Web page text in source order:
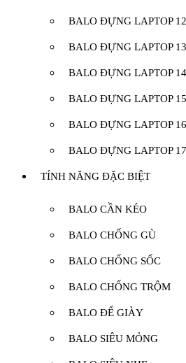
BALO ĐỰNG LAPTOP
BALO ĐỰNG LAPTOP
BALO ĐỰNG LAPTOP
BALO ĐỰNG LAPTOP
BALO ĐỰNG LAPTOP
BALO ĐỰNG LAPTOP
TÍNH NĂNG ĐẶC BIỆT
BALO CẦN KÉO
BALO CHỐNG GÙ
BALO CHỐNG SỐC
BALO CHỐNG TRỘM
BALO ĐỂ GIÀY
BALO SIÊU MỎNG